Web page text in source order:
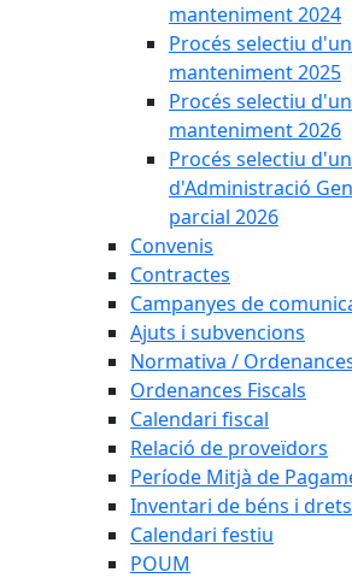
manteniment 2024
Procés selectiu
manteniment 2025
Procés selectiu
manteniment 2026
Procés selectiu
d'Administració
parcial 2026
Convenis
Contractes
Campanyes de
Ajuts i subvencions
Normativa /
Ordenances Fiscals
Calendari fiscal
Relació de proveïdors
Període Mitjà de
Inventari de béns i drets
Calendari festiu
POUM